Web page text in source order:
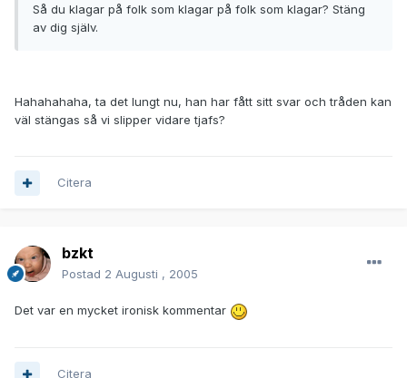
Så du klagar på folk som klagar på folk som klagar? Stäng
av dig själv.
Hahahahaha, ta det lungt nu, han har fått sitt svar och tråden kan
väl stängas så vi slipper vidare tjafs?
Citera
bzkt
Postad 2 Augusti , 2005
Det var en mycket ironisk kommentar
Citera